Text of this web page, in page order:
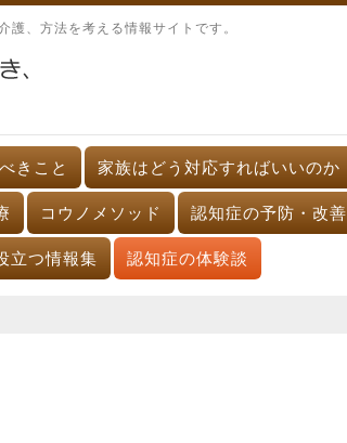
、方法を考える情報サイトです。
きこと 家族はどう対応すればいいのか
コウノメソッド 認知症の予防・改善
立つ情報集 認知症の体験談